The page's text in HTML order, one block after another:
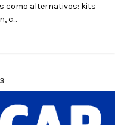
como alternativos: kits
c...
3